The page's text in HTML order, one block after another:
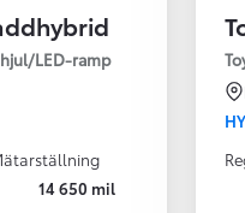
LED-ramp
14 650 mil